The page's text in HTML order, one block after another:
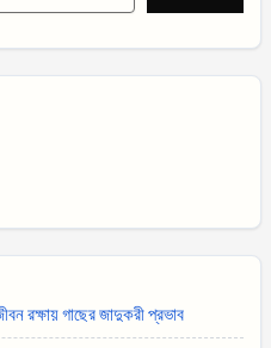
রক্ষায় গাছের জাদুকরী প্রভাব